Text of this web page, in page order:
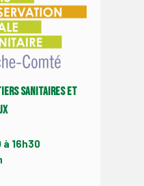
sanitaires et
16h30